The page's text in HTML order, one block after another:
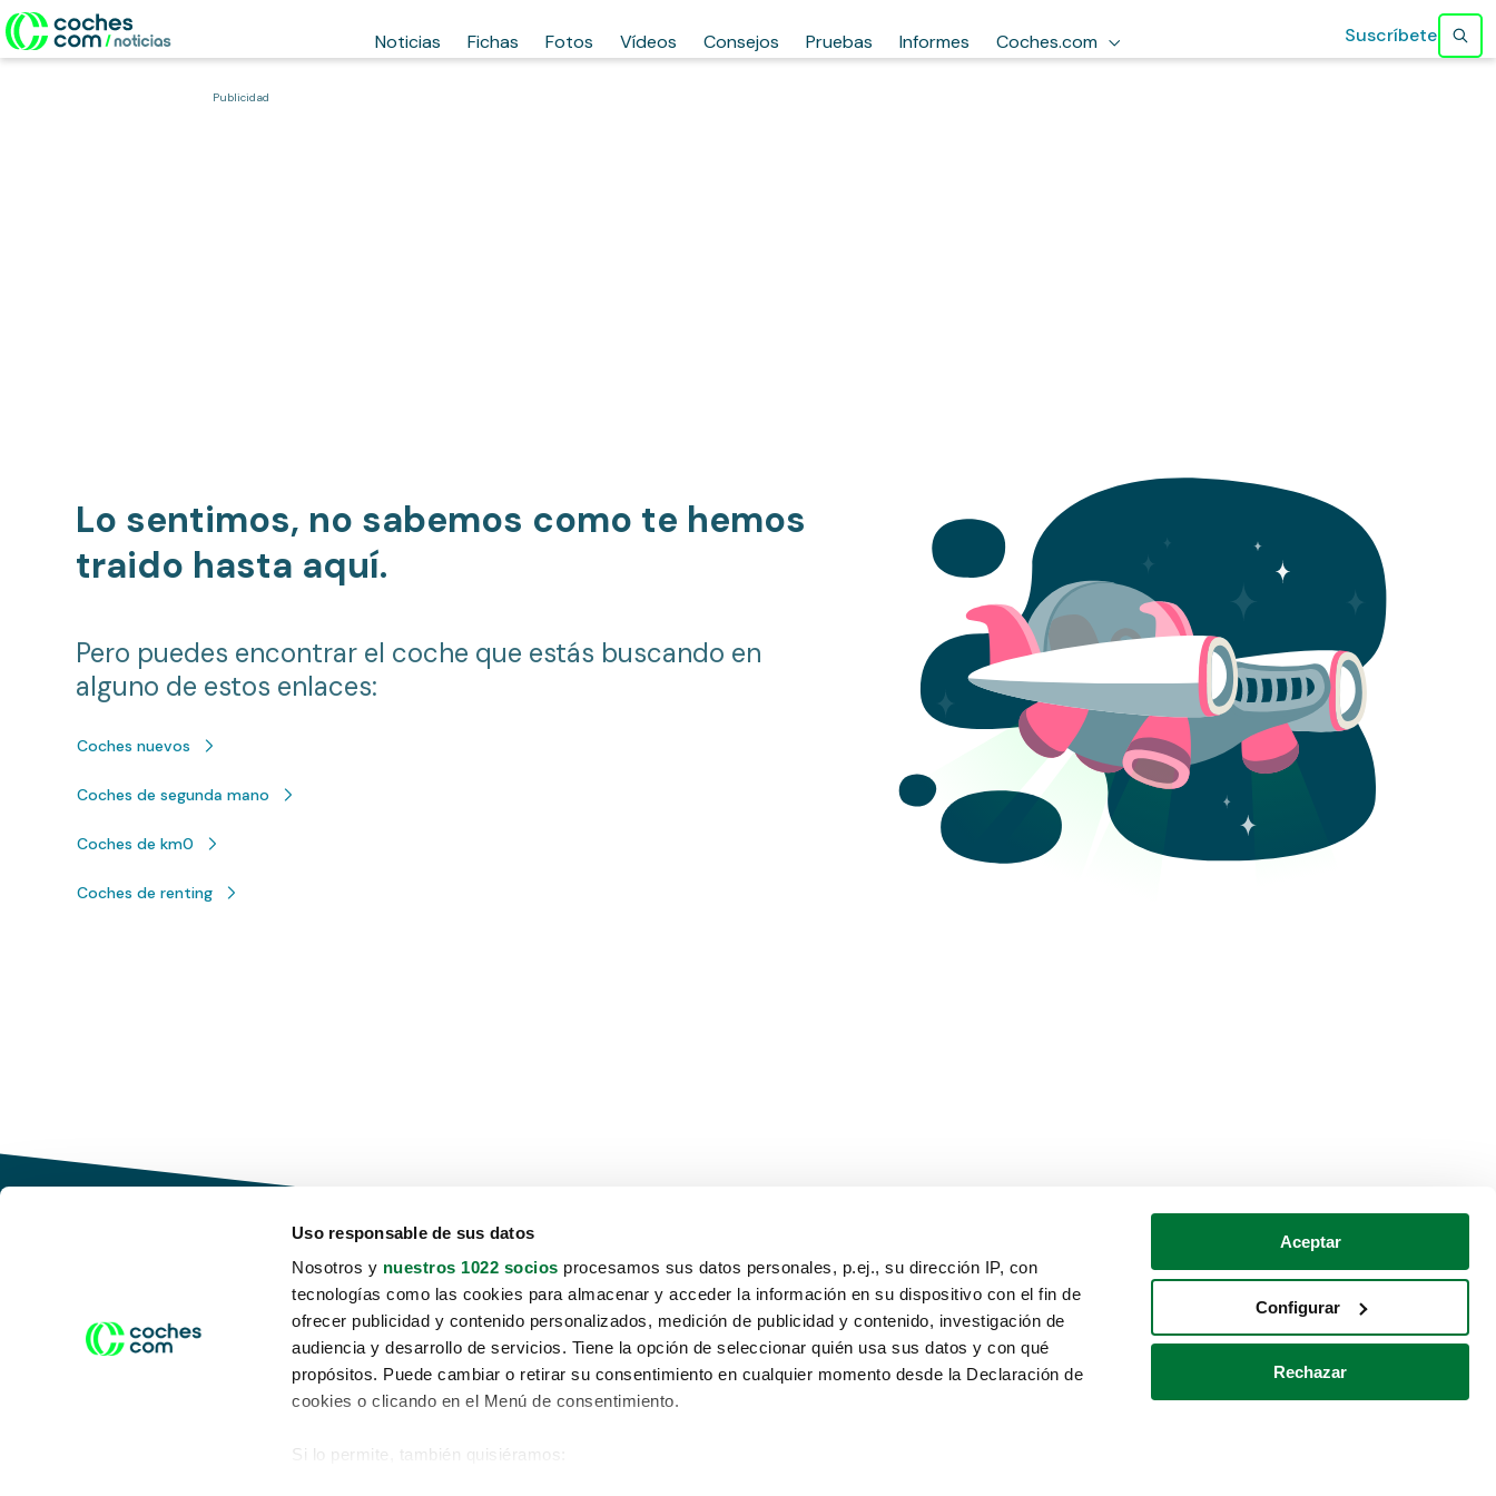
Uso responsable de sus datos
Nosotros y nuestros 1022 socios procesamos sus datos personales, p.ej., su dirección IP, con
tecnologías como las cookies para almacenar y acceder la información en su dispositivo con el fin de
ofrecer publicidad y contenido personalizados, medición de publicidad y contenido, investigación de
audiencia y desarrollo de servicios. Tiene la opción de seleccionar quién usa sus datos y con qué
propósitos. Puede cambiar o retirar su consentimiento en cualquier momento desde la Declaración de
cookies o clicando en el Menú de consentimiento.
Si lo permite, también quisiéramos:
Aceptar
Configurar
Rechazar
Noticias Fichas Fotos Vídeos Consejos Pruebas Informes Coches.com Suscríbete
Publicidad
Lo sentimos, no sabemos como te hemos
traido hasta aquí.
Pero puedes encontrar el coche que estás buscando en
alguno de estos enlaces:
Coches nuevos
Coches de segunda mano
Coches de km0
Coches de renting
Conduce tu futuro,
desata tu movilidad